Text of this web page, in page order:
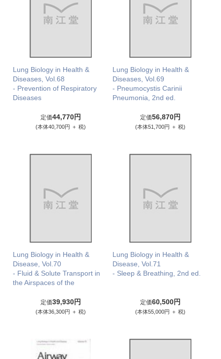
Lung Biology in Health &
Diseases, Vol.68
- Prevention of Respiratory
Diseases
定価44,770円
(本体40,700円 ＋ 税)
Lung Biology in Health &
Diseases, Vol.69
- Pneumocystis Carinii
Pneumonia, 2nd ed.
定価56,870円
(本体51,700円 ＋ 税)
Lung Biology in Health &
Disease, Vol.70
- Fluid & Solute Transport in
the Airspaces of the
定価39,930円
(本体36,300円 ＋ 税)
Lung Biology in Health &
Disease, Vol.71
- Sleep & Breathing, 2nd ed.
定価60,500円
(本体55,000円 ＋ 税)